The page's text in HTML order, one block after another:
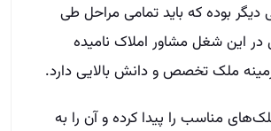
دیگر بوده که باید تمامی مراحل طی
این شغل مشاور املاک نامیده
ملک تخصص و دانش بالایی دارد.
مناسب را پیدا کرده و آن را به